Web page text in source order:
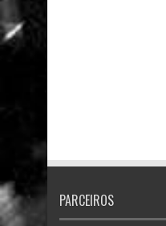
PARCEIROS